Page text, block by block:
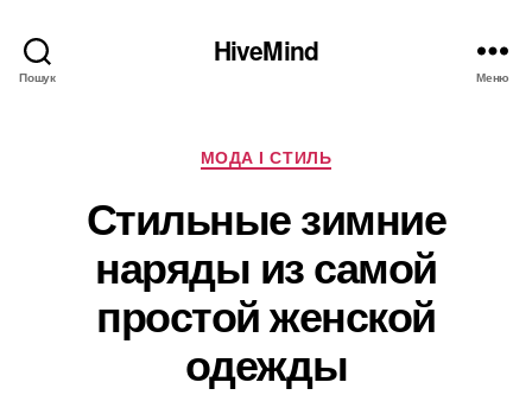
Пошук
HiveMind
Меню
Категорії
МОДА І СТИЛЬ
Стильные зимние
наряды из самой
простой женской
одежды